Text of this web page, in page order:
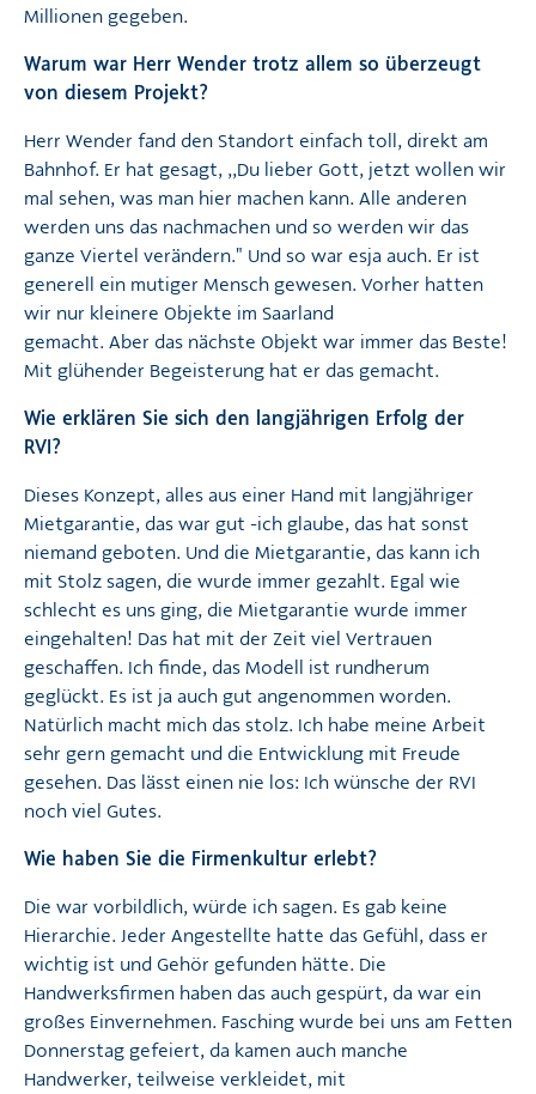
Millionen gegeben.
Warum war Herr Wender trotz allem so überzeugt
von diesem Projekt?
Herr Wender fand den Standort einfach toll, direkt am
Bahnhof. Er hat gesagt, ,,Du lieber Gott, jetzt wollen wir
mal sehen, was man hier machen kann. Alle anderen
werden uns das nachmachen und so werden wir das
ganze Viertel verändern." Und so war esja auch. Er ist
generell ein mutiger Mensch gewesen. Vorher hatten
wir nur kleinere Objekte im Saarland
gemacht. Aber das nächste Objekt war immer das Beste!
Mit glühender Begeisterung hat er das gemacht.
Wie erklären Sie sich den langjährigen Erfolg der
RVI?
Dieses Konzept, alles aus einer Hand mit langjähriger
Mietgarantie, das war gut -ich glaube, das hat sonst
niemand geboten. Und die Mietgarantie, das kann ich
mit Stolz sagen, die wurde immer gezahlt. Egal wie
schlecht es uns ging, die Mietgarantie wurde immer
eingehalten! Das hat mit der Zeit viel Vertrauen
geschaffen. Ich finde, das Modell ist rundherum
geglückt. Es ist ja auch gut angenommen worden.
Natürlich macht mich das stolz. Ich habe meine Arbeit
sehr gern gemacht und die Entwicklung mit Freude
gesehen. Das lässt einen nie los: Ich wünsche der RVI
noch viel Gutes.
Wie haben Sie die Firmenkultur erlebt?
Die war vorbildlich, würde ich sagen. Es gab keine
Hierarchie. Jeder Angestellte hatte das Gefühl, dass er
wichtig ist und Gehör gefunden hätte. Die
Handwerksfirmen haben das auch gespürt, da war ein
großes Einvernehmen. Fasching wurde bei uns am Fetten
Donnerstag gefeiert, da kamen auch manche
Handwerker, teilweise verkleidet, mit